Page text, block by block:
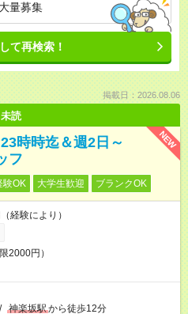
量募集
て再検索！
掲載日：2026.08.06
未読
NEW
時時迄＆週2日～
フ
験OK 大学生歓迎 ブランクOK
経験により）
2000円）
/ 神楽坂駅から徒歩12分